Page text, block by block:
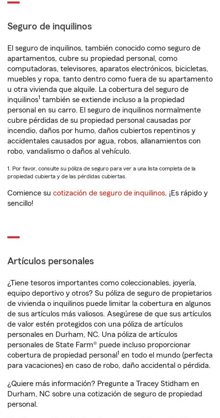
Seguro de inquilinos
El seguro de inquilinos, también conocido como seguro de
apartamentos, cubre su propiedad personal, como
computadoras, televisores, aparatos electrónicos, bicicletas,
muebles y ropa, tanto dentro como fuera de su apartamento
u otra vivienda que alquile. La cobertura del seguro de
inquilinos1 también se extiende incluso a la propiedad
personal en su carro. El seguro de inquilinos normalmente
cubre pérdidas de su propiedad personal causadas por
incendio, daños por humo, daños cubiertos repentinos y
accidentales causados por agua, robos, allanamientos con
robo, vandalismo o daños al vehículo.
1. Por favor, consulte su póliza de seguro para ver a una lista completa de la
propiedad cubierta y de las pérdidas cubiertas.
Comience su cotización de seguro de inquilinos. ¡Es rápido y
sencillo!
Artículos personales
¿Tiene tesoros importantes como coleccionables, joyería,
equipo deportivo y otros? Su póliza de seguro de propietarios
de vivienda o inquilinos puede limitar la cobertura en algunos
de sus artículos más valiosos. Asegúrese de que sus artículos
de valor estén protegidos con una póliza de artículos
personales en Durham, NC. Una póliza de artículos
personales de State Farm® puede incluso proporcionar
cobertura de propiedad personal 1 en todo el mundo (perfecta
para vacaciones) en caso de robo, daño accidental o pérdida.
¿Quiere más información? Pregunte a Tracey Stidham en
Durham, NC sobre una cotización de seguro de propiedad
personal.